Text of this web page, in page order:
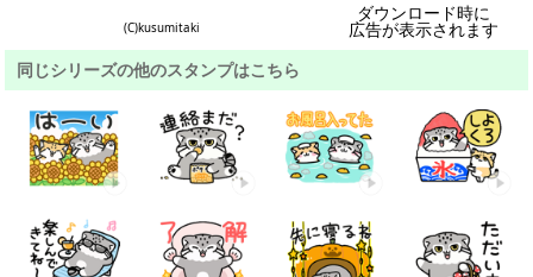
(C)kusumitaki
ダウンロード時に
広告が表示されます
同じシリーズの他のスタンプはこちら